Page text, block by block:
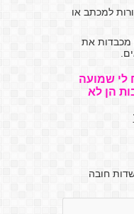
למכתב או
מכבדות את
לי שמועה
הן לא
חובה